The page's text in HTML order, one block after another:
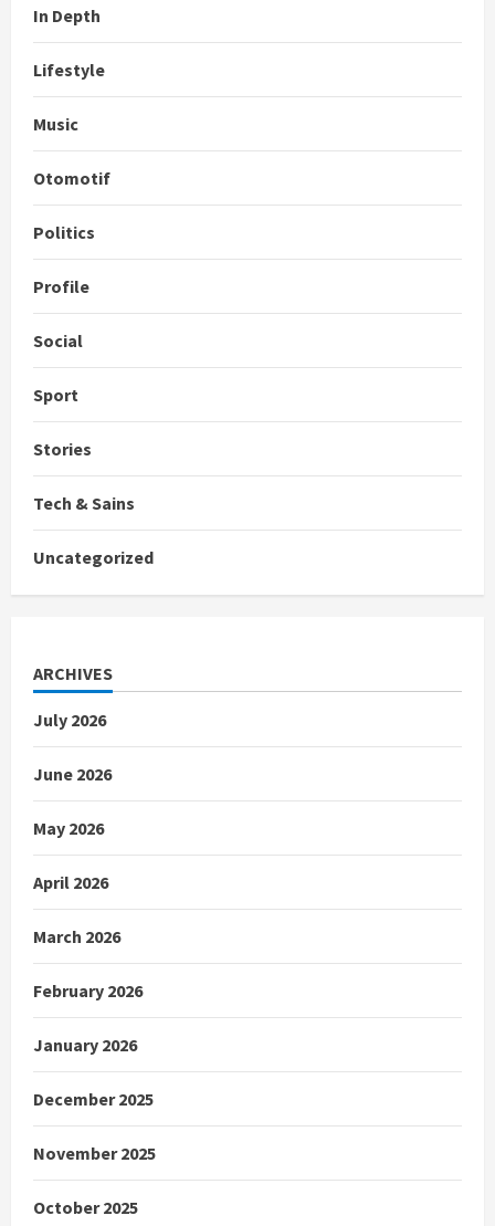
In Depth
Lifestyle
Music
Otomotif
Politics
Profile
Social
Sport
Stories
Tech & Sains
Uncategorized
ARCHIVES
July 2026
June 2026
May 2026
April 2026
March 2026
February 2026
January 2026
December 2025
November 2025
October 2025